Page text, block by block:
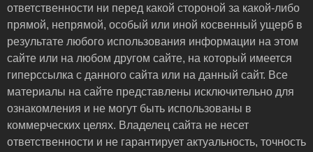
ответственности ни перед какой стороной за какой-либо
прямой, непрямой, особый или иной косвенный ущерб в
результате любого использования информации на этом
сайте или на любом другом сайте, на который имеется
гиперссылка с данного сайта или на данный сайт. Все
материалы на сайте представлены исключительно для
ознакомления и не могут быть использованы в
коммерческих целях. Владелец сайта не несет
ответственности и не гарантирует актуальность, точность